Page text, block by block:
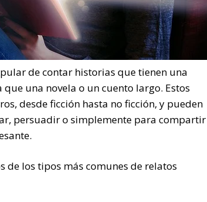
de contar historias que tienen una
una novela o un cuento largo. Estos
desde ficción hasta no ficción, y pueden
persuadir o simplemente para compartir
de los tipos más comunes de relatos